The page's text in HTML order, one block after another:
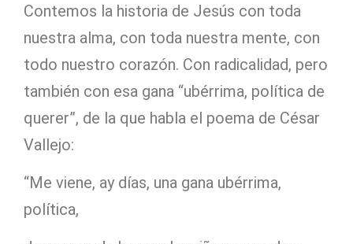
Contemos la historia de Jesús con toda
nuestra alma, con toda nuestra mente, con
todo nuestro corazón. Con radicalidad, pero
también con esa gana “ubérrima, política de
querer”, de la que habla el poema de César
Vallejo:
“Me viene, ay días, una gana ubérrima,
política,